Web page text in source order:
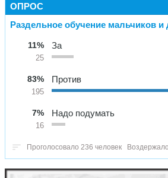
ОПРОС
Раздельное обучение мальчиков и
11%
25
За
83%
195
Против
7%
16
Надо подумать
Проголосовало 236 человек